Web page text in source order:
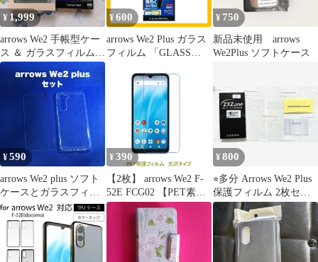
¥ 1,999
arrows We2 手帳型ケー
ス ＆ ガラスフィルム
セット
¥600
arrows We2 Plus ガラス
フィルム 「GLASS
ンダードサイズ ブルー
ライトカット
¥ 750
新品未使用 arrows
We2Plus ソフトケース
¥590
arrows We2 plus ソフト
ケースとガラスフィル
ム各１個のセット
¥ 390
【2枚】 arrows We2 F-
52E FCG02 【PET素
材】 液晶保護フィルム
高光沢 クリア D425
¥800
⭐︎多分 Arrows We2 Plus
保護フィルム 2枚セッ
ト